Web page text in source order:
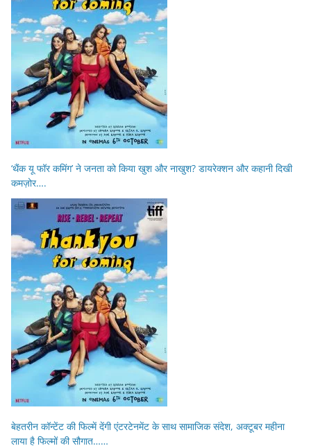
‘थैंक यू फॉर कमिंग’ ने जनता को किया खुश और नाखुश? डायरेक्शन और कहानी दिखी
कमज़ोर….
बेहतरीन कॉन्टेंट की फिल्में देंगी एंटरटेनमेंट के साथ सामाजिक संदेश, अक्टूबर महीना
लाया है फिल्मों की सौगात……